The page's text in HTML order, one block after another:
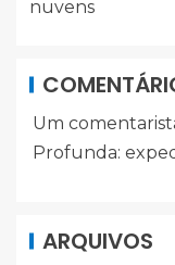
nuvens
Um
Profunda:
ARQUIVOS